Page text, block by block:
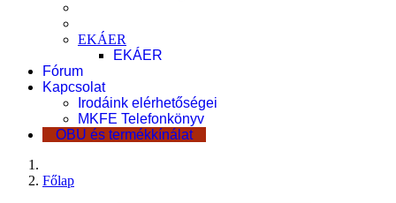
EKÁER
EKÁER
Fórum
Kapcsolat
Irodáink elérhetőségei
MKFE Telefonkönyv
OBU és termékkínálat
Főlap